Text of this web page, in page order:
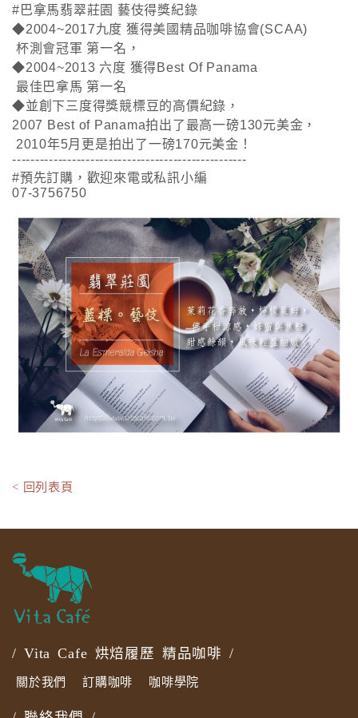
#巴拿馬翡翠莊園 藝伎得獎紀錄
◆2004~2017九度 獲得美國精品咖啡協會(SCAA)
杯測會冠軍 第一名，
◆2004~2013 六度 獲得Best Of Panama
最佳巴拿馬 第一名
◆並創下三度得獎競標豆的高價紀錄，
2007 Best of Panama拍出了最高一磅130元美金，
2010年5月更是拍出了一磅170元美金！
---------------------------------------------------
#預先訂購，歡迎來電或私訊小編
07-3756750
< 回列表頁
/ Vita Cafe 烘焙履歷 精品咖啡 /
關於我們 訂購咖啡 咖啡學院